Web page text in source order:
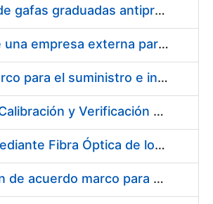
Suministro de gafas graduadas antiproyecciones para los trabajadores de la FNMT-RCM en los centros de trabajo de Madrid y Burgos
Servicios de una empresa externa para el asesoramiento y resolución de los recursos de alzada que se presentan relacionados con procesos de selección para la FNMT-RCM
Acuerdo marco para el suministro e instalación de persianas, estores y otros complementos
Servicio de Calibración y Verificación Externa de los Equipos de Medición del Servicio de Prevención de la FNMT-RCM
Conexión mediante Fibra Óptica de los Centros de Proceso de Datos (CPDs) de las sedes de la FNMT-RCM de Burgos y Madrid
Contratación de acuerdo marco para el Suministro de Material de Electricidad para la Fábrica Nacional de Moneda y Timbre-Real Casa de la Moneda en su centro de trabajo de Burgos